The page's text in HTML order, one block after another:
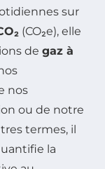
sur
(CO₂e), elle
de gaz à
nos
ou de notre
termes, il
la